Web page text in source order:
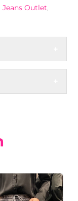
,Jeans Outlet,